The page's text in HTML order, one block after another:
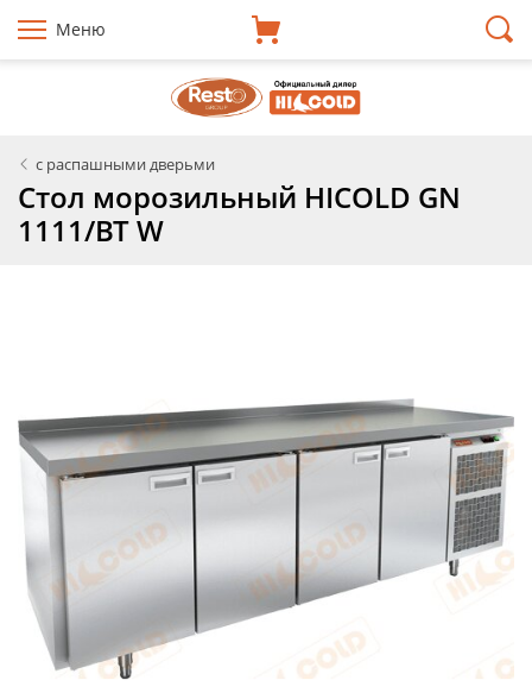
Меню
с распашными дверьми
Стол морозильный HICOLD GN
1111/BT W